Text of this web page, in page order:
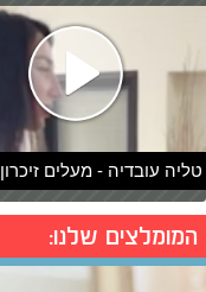
טליה עובדיה - מעלים זיכרון
המומלצים שלנו: